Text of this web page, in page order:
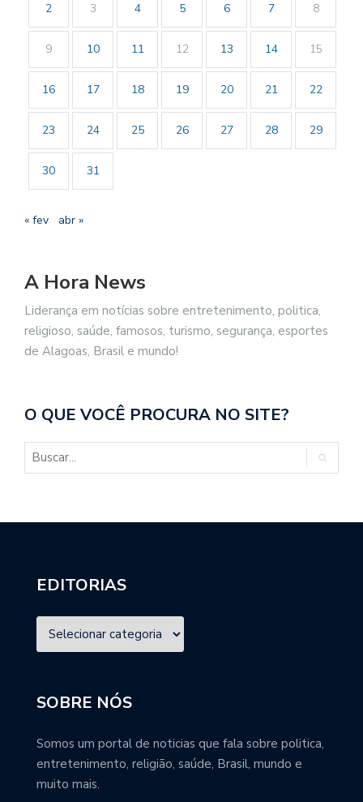
2 3 4 5 6 7 8
9 10 11 12 13 14 15
16 17 18 19 20 21 22
23 24 25 26 27 28 29
30 31
« fev abr »
A Hora News
Liderança em notícias sobre entretenimento, politica,
religioso, saúde, famosos, turismo, segurança, esportes
de Alagoas, Brasil e mundo!
O QUE VOCÊ PROCURA NO SITE?
EDITORIAS
SOBRE NÓS
Somos um portal de noticias que fala sobre politica,
entretenimento, religião, saúde, Brasil, mundo e
muito mais.